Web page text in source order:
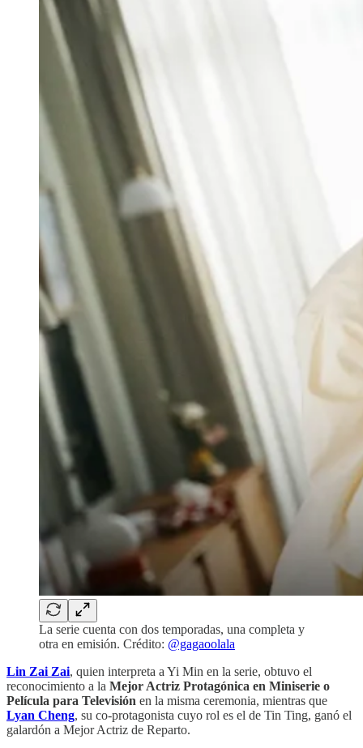
La serie cuenta con dos temporadas, una completa y
otra en emisión. Crédito: @gagaoolala
Lin Zai Zai, quien interpreta a Yi Min en la serie, obtuvo el
reconocimiento a la Mejor Actriz Protagónica en Miniserie o
Película para Televisión en la misma ceremonia, mientras que
Lyan Cheng, su co-protagonista cuyo rol es el de Tin Ting, ganó el
galardón a Mejor Actriz de Reparto.